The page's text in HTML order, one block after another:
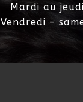
Mardi au
Vendredi –